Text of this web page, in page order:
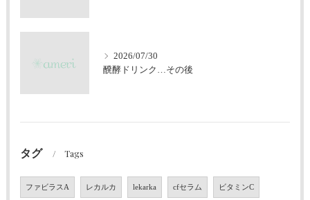
2026/07/30
醗酵ドリンク…その後
タグ Tags
ファビラスA レカルカ lekarka cfセラム ビタミンC